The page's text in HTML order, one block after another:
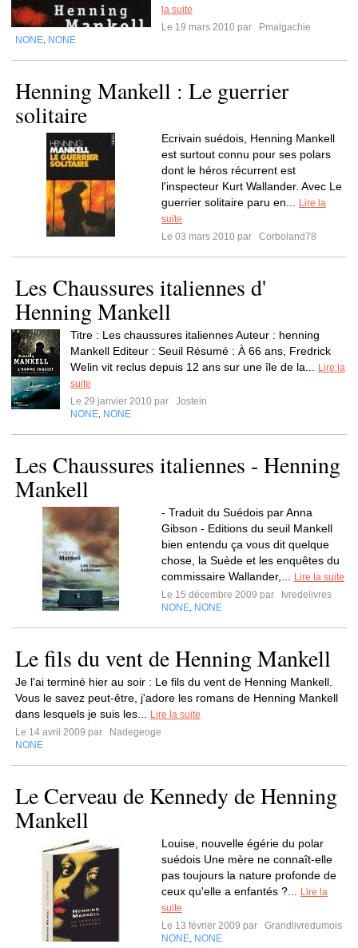
la suite
Le 19 mars 2010 par
Pmalgachie
NONE NONE
Henning Mankell : Le guerrier
solitaire
Ecrivain suédois, Henning Mankell
est surtout connu pour ses polars
dont le héros récurrent est
l'inspecteur Kurt Wallander. Avec Le
guerrier solitaire paru en...
Lire la
suite
Le 03 mars 2010 par
Corboland78
Les Chaussures italiennes d'
Henning Mankell
Titre : Les chaussures italiennes Auteur : henning
Mankell Editeur : Seuil Résumé : À 66 ans, Fredrick
Welin vit reclus depuis 12 ans sur une île de la...
Lire la
suite
Le 29 janvier 2010 par
Jostein
NONE NONE
Les Chaussures italiennes - Henning
Mankell
- Traduit du Suédois par Anna
Gibson - Editions du seuil Mankell
bien entendu ça vous dit quelque
chose, la Suède et les enquêtes du
commissaire Wallander,...
Lire la suite
Le 15 décembre 2009 par
Ivredelivres
NONE NONE
Le fils du vent de Henning Mankell
Je l'ai terminé hier au soir : Le fils du vent de Henning Mankell.
Vous le savez peut-être, j'adore les romans de Henning Mankell
dans lesquels je suis les...
Lire la suite
Le 14 avril 2009 par
Nadegeoge
NONE
Le Cerveau de Kennedy de Henning
Mankell
Louise, nouvelle égérie du polar
suédois Une mère ne connaît-elle
pas toujours la nature profonde de
ceux qu'elle a enfantés ?...
Lire la
suite
Le 13 février 2009 par
Grandlivredumois
NONE NONE